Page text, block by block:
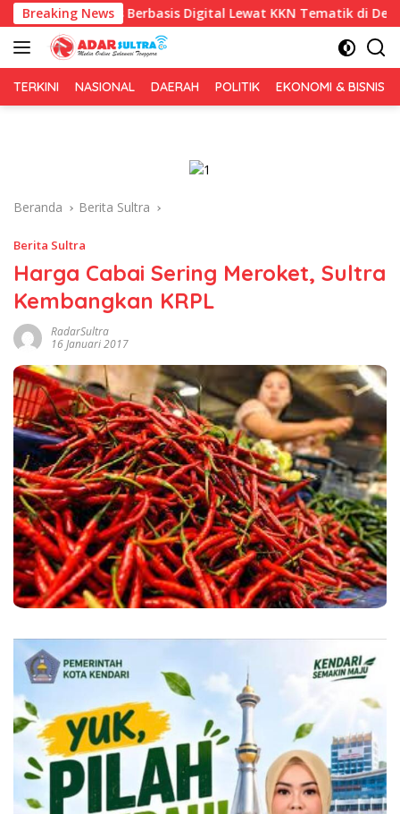
Langsung
ke
konten
Breaking News
Berbasis Digital Lewat KKN Tematik di Desa Alebo
TERKINI NASIONAL DAERAH POLITIK EKONOMI & BISNIS
Beranda Berita Sultra
Berita Sultra
Harga Cabai Sering Meroket, Sultra
Kembangkan KRPL
RadarSultra
16 Januari 2017